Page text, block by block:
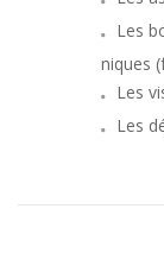
Les
niques
Les
Les